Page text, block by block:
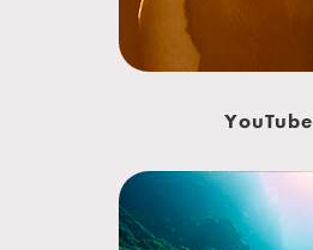
YouTube